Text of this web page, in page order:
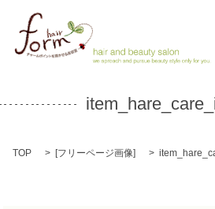
TOP [フリーページ画像]